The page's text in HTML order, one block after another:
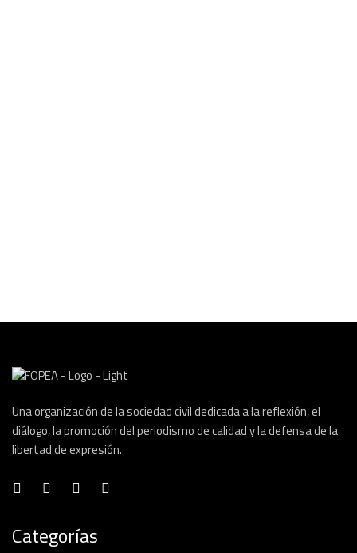
Una organización de la sociedad civil dedicada a la reflexión, el
diálogo, la promoción del periodismo de calidad y la defensa de la
libertad de expresión.
Categorías